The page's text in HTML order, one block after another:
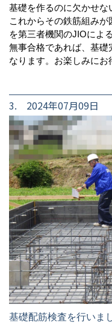
基礎を作るのに欠かせな
これからその鉄筋組み
を第三者機関のJIOによ
無事合格であれば、基礎
なります。お楽しみにお
3. 2024年07月09日
基礎配筋検査を行いま